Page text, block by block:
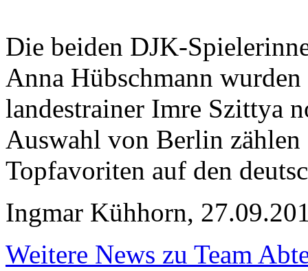
Die beiden DJK-
Anna Hübschmann
landestrainer Imre Szittya
Auswahl von Berlin zählen
Topfavoriten auf den
Ingmar Kühhorn,
Weitere News zu Team